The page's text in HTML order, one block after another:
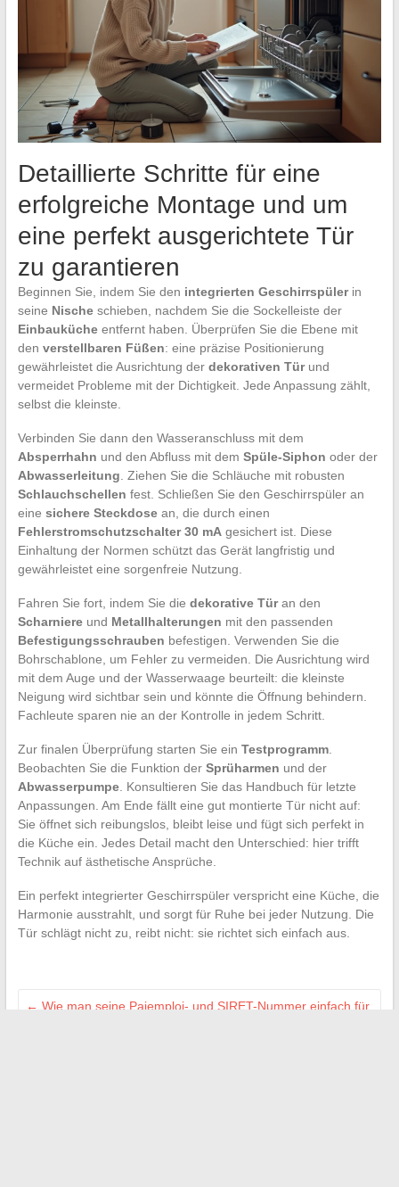
Detaillierte Schritte für eine
erfolgreiche Montage und um
eine perfekt ausgerichtete Tür
zu garantieren
Beginnen Sie, indem Sie den integrierten Geschirrspülerin
seine Nischeschieben, nachdem Sie die Sockelleiste der
Einbaukücheentfernt haben. Überprüfen Sie die Ebene mit
den verstellbaren Füßen: eine präzise Positionierung
gewährleistet die Ausrichtung der dekorativen Türund
vermeidet Probleme mit der Dichtigkeit. Jede Anpassung zählt,
selbst die kleinste.
Verbinden Sie dann den Wasseranschluss mit dem
Absperrhahn und den Abfluss mit dem Spüle-Siphon oder der
Abwasserleitung . Ziehen Sie die Schläuche mit robusten
Schlauchschellen fest. Schließen Sie den Geschirrspüler an
eine sichere Steckdosean, die durch einen
Fehlerstromschutzschalter 30 mAgesichert ist. Diese
Einhaltung der Normen schützt das Gerät langfristig und
gewährleistet eine sorgenfreie Nutzung.
Fahren Sie fort, indem Sie die dekorative Türan den
Scharniereund Metallhalterungen mit den passenden
Befestigungsschrauben befestigen. Verwenden Sie die
Bohrschablone, um Fehler zu vermeiden. Die Ausrichtung wird
mit dem Auge und der Wasserwaage beurteilt: die kleinste
Neigung wird sichtbar sein und könnte die Öffnung behindern.
Fachleute sparen nie an der Kontrolle in jedem Schritt.
Zur finalen Überprüfung starten Sie ein Testprogramm.
Beobachten Sie die Funktion der Sprüharmen und der
Abwasserpumpe. Konsultieren Sie das Handbuch für letzte
Anpassungen. Am Ende fällt eine gut montierte Tür nicht auf:
Sie öffnet sich reibungslos, bleibt leise und fügt sich perfekt in
die Küche ein. Jedes Detail macht den Unterschied: hier trifft
Technik auf ästhetische Ansprüche.
Ein perfekt integrierter Geschirrspüler verspricht eine Küche, die
Harmonie ausstrahlt, und sorgt für Ruhe bei jeder Nutzung. Die
Tür schlägt nicht zu, reibt nicht: sie richtet sich einfach aus.
← Wie man seine Pajemploi- und SIRET-Nummer einfach für